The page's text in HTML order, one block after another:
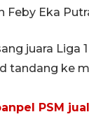
Feby Eka
juara Liga
tandang ke
PSM